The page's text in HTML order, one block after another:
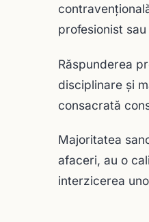
profesionist
Răspunderea
disciplinare şi
consacrată
Majoritatea
afaceri, au o
interzicerea